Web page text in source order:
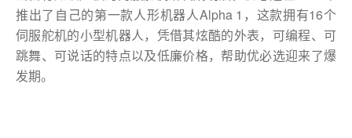
推出了自己的第一款人形机器人Alpha 1，这款拥有16个
伺服舵机的小型机器人，凭借其炫酷的外表，可编程、可
跳舞、可说话的特点以及低廉价格，帮助优必选迎来了爆
发期。